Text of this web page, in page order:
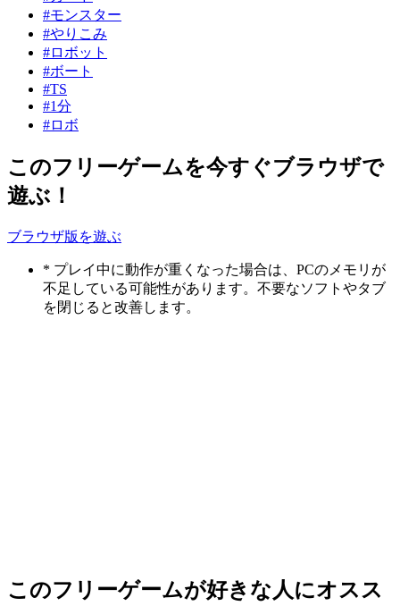
#モンスター
#やりこみ
#ロボット
#ボート
#TS
#1分
#ロボ
このフリーゲームを今すぐブラウザで
遊ぶ！
ブラウザ版を遊ぶ
* プレイ中に動作が重くなった場合は、PCのメモリが
不足している可能性があります。不要なソフトやタブ
を閉じると改善します。
このフリーゲームが好きな人にオスス